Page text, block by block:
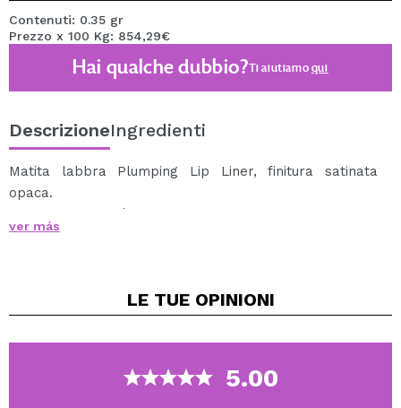
Contenuti: 0.35 gr
Prezzo x 100 Kg: 854,29€
Hai qualche dubbio?Ti aiutiamoqui
DescrizioneIngredienti
Matita labbra Plumping Lip Liner, finitura satinata
opaca.
La sua texture è cremosa e contiene olio di menta
piperita e Sederma MAXI-LIP ™ per un effetto
combinazione con il tuo rossetto preferito.
poterle combinare come preferisci.
ver más
LE TUE OPINIONI
5.00